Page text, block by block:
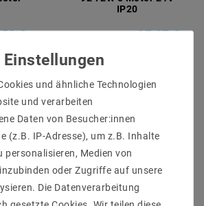
€
IP20
27,27 €
5 Meter | 5,45 € / Meter
und ähnliche Technologien
und verarbeiten
Daten von Besucher:innen
(z.B. IP-Adresse), um z.B. Inhalte
personalisieren, Medien von
oder Zugriffe auf unsere
Die Datenverarbeitung